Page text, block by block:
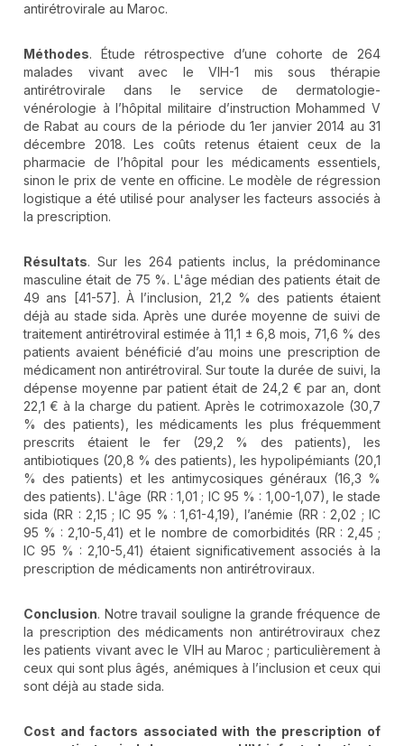
antirétrovirale au Maroc.
Méthodes. Étude rétrospective d’une cohorte de 264
malades vivant avec le VIH-1 mis sous thérapie
antirétrovirale dans le service de dermatologie-
vénérologie à l’hôpital militaire d’instruction Mohammed V
de Rabat au cours de la période du 1er janvier 2014 au 31
décembre 2018. Les coûts retenus étaient ceux de la
pharmacie de l’hôpital pour les médicaments essentiels,
sinon le prix de vente en officine. Le modèle de régression
logistique a été utilisé pour analyser les facteurs associés à
la prescription.
Résultats. Sur les 264 patients inclus, la prédominance
masculine était de 75 %. L'âge médian des patients était de
49 ans [41-57]. À l’inclusion, 21,2 % des patients étaient
déjà au stade sida. Après une durée moyenne de suivi de
traitement antirétroviral estimée à 11,1 ± 6,8 mois, 71,6 % des
patients avaient bénéficié d’au moins une prescription de
médicament non antirétroviral. Sur toute la durée de suivi, la
dépense moyenne par patient était de 24,2 € par an, dont
22,1 € à la charge du patient. Après le cotrimoxazole (30,7
% des patients), les médicaments les plus fréquemment
prescrits étaient le fer (29,2 % des patients), les
antibiotiques (20,8 % des patients), les hypolipémiants (20,1
% des patients) et les antimycosiques généraux (16,3 %
des patients). L'âge (RR : 1,01 ; IC 95 % : 1,00-1,07), le stade
sida (RR : 2,15 ; IC 95 % : 1,61-4,19), l’anémie (RR : 2,02 ; IC
95 % : 2,10-5,41) et le nombre de comorbidités (RR : 2,45 ;
IC 95 % : 2,10-5,41) étaient significativement associés à la
prescription de médicaments non antirétroviraux.
Conclusion. Notre travail souligne la grande fréquence de
la prescription des médicaments non antirétroviraux chez
les patients vivant avec le VIH au Maroc ; particulièrement à
ceux qui sont plus âgés, anémiques à l’inclusion et ceux qui
sont déjà au stade sida.
Cost and factors associated with the prescription of